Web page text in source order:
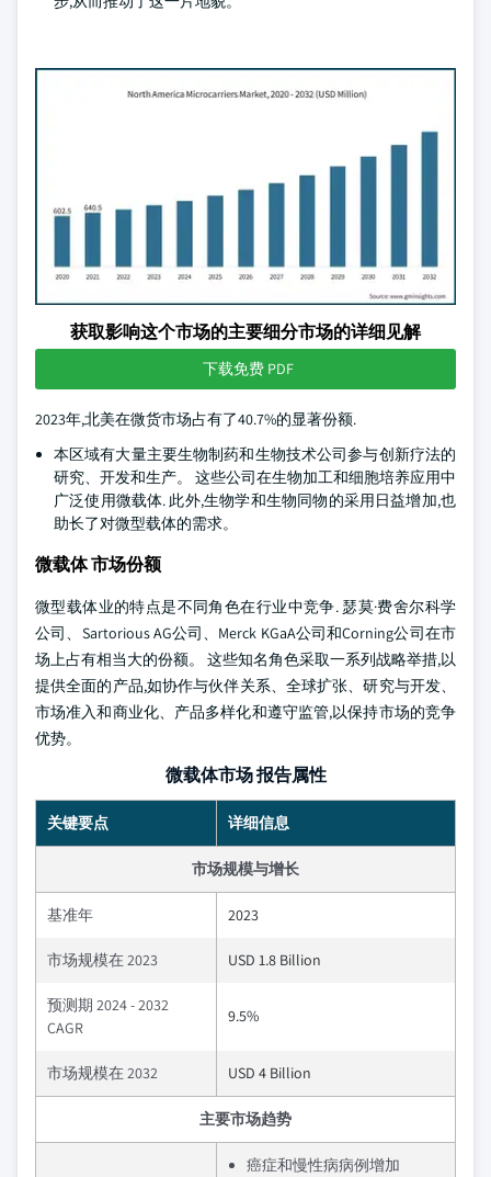
获取影响这个市场的主要细分市场的详细见解
下载免费 PDF
2023年,北美在微货市场占有了40.7%的显著份额.
本区域有大量主要生物制药和生物技术公司参与创新疗法的
研究、开发和生产。 这些公司在生物加工和细胞培养应用中
广泛使用微载体. 此外,生物学和生物同物的采用日益增加,也
助长了对微型载体的需求。
微载体 市场份额
微型载体业的特点是不同角色在行业中竞争. 瑟莫·费舍尔科学
公司、Sartorious AG公司、Merck KGaA公司和Corning公司在市
场上占有相当大的份额。 这些知名角色采取一系列战略举措,以
提供全面的产品,如协作与伙伴关系、全球扩张、研究与开发、
市场准入和商业化、产品多样化和遵守监管,以保持市场的竞争
优势。
微载体市场 报告属性
关键要点 详细信息
市场规模与增长
基准年 2023
市场规模在 2023 USD 1.8 Billion
预测期 2024 - 2032
CAGR
9.5%
市场规模在 2032 USD 4 Billion
主要市场趋势
癌症和慢性病病例增加